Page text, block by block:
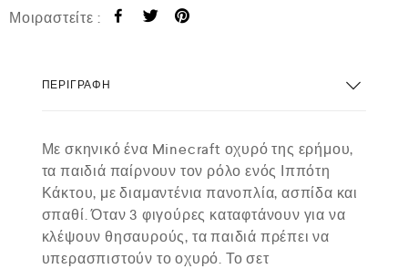
Μοιραστείτε :
ΠΕΡΙΓΡΑΦΉ
Με σκηνικό ένα Minecraft οχυρό της ερήμου,
τα παιδιά παίρνουν τον ρόλο ενός Ιππότη
Κάκτου, με διαμαντένια πανοπλία, ασπίδα και
σπαθί. Όταν 3 φιγούρες καταφτάνουν για να
κλέψουν θησαυρούς, τα παιδιά πρέπει να
υπερασπιστούν το οχυρό. Το σετ